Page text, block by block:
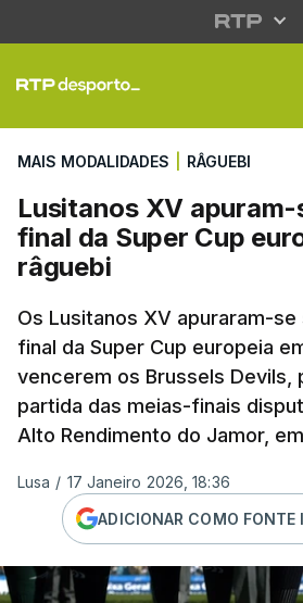
Lusitanos
MAIS MODALIDADES RÂGUEBI
Lusitanos XV apuram-
final da Super Cup
râguebi
Os Lusitanos XV apuraram-se
final da Super Cup europeia
vencerem os Brussels Devils,
partida das meias-finais
Alto Rendimento do Jamor,
Lusa / 17 Janeiro 2026, 18:36
ADICIONAR COMO FONTE